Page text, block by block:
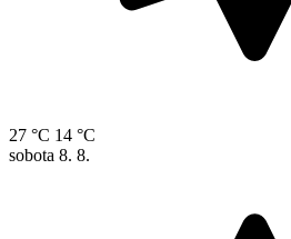
27 °C 14 °C
sobota 8. 8.